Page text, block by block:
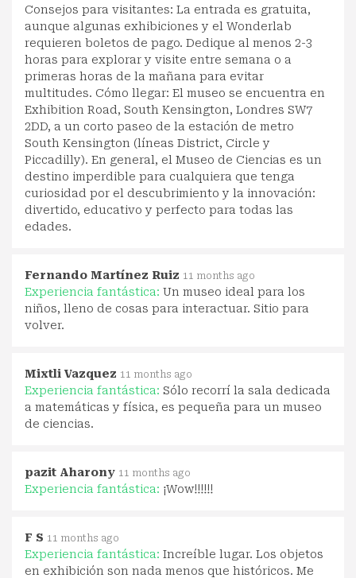
Consejos para visitantes: La entrada es gratuita,
aunque algunas exhibiciones y el Wonderlab
requieren boletos de pago. Dedique al menos 2-3
horas para explorar y visite entre semana o a
primeras horas de la mañana para evitar
multitudes. Cómo llegar: El museo se encuentra en
Exhibition Road, South Kensington, Londres SW7
2DD, a un corto paseo de la estación de metro
South Kensington (líneas District, Circle y
Piccadilly). En general, el Museo de Ciencias es un
destino imperdible para cualquiera que tenga
curiosidad por el descubrimiento y la innovación:
divertido, educativo y perfecto para todas las
edades.
Fernando Martínez Ruiz 11 months ago
Experiencia fantástica: Un museo ideal para los
niños, lleno de cosas para interactuar. Sitio para
volver.
Mixtli Vazquez 11 months ago
Experiencia fantástica: Sólo recorrí la sala dedicada
a matemáticas y física, es pequeña para un museo
de ciencias.
pazit Aharony 11 months ago
Experiencia fantástica: ¡Wow!!!!!!
F S 11 months ago
Experiencia fantástica: Increíble lugar. Los objetos
en exhibición son nada menos que históricos. Me